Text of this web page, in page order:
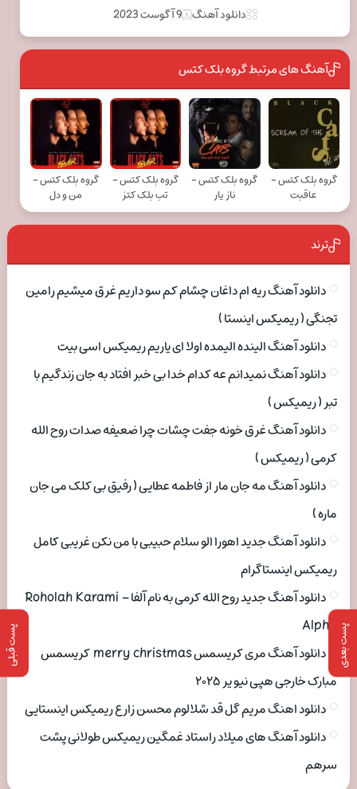
پست بعدی پست قبلی
دانلود آهنگ 9 آگوست 2023
آهنگ های مرتبط گروه بلک کتس
گروه بلک کتس -
عاقبت
گروه بلک کتس -
ناز یار
گروه بلک کتس -
تب بلک کتز
گروه بلک کتس -
من و دل
ترند
دانلود آهنگ ریه ام داغان چشام کم سو داریم غرق میشیم رامین
تجنگی ( ریمیکس اینستا )
دانلود آهنگ الینده الیمده اولا ای یاریم ریمیکس اسی بیت
دانلود آهنگ نمیدانم عه کدام خدا بی خبر افتاد به جان زندگیم با
تبر ( ریمیکس )
دانلود آهنگ غرق خونه جفت چشات چرا ضعیفه صدات روح الله
کرمی ( ریمیکس )
دانلود آهنگ مه جان مار از فاطمه عطایی ( رفیق بی کلک می جان
ماره )
دانلود آهنگ جدید اهورا الو سلام حبیبی با من نکن غریبی کامل
ریمیکس اینستاگرام
دانلود آهنگ جدید روح الله کرمی به نام آلفا Roholah Karami –
Alpha
دانلود آهنگ مری کریسمس merry christmas کریسمس
مبارک خارجی هپی نیو یر ۲۰۲۵
دانلود اهنگ مریم گل قد شلالوم محسن زارع ریمیکس اینستایی
دانلود آهنگ های میلاد راستاد غمگین ریمیکس طولانی پشت
سرهم